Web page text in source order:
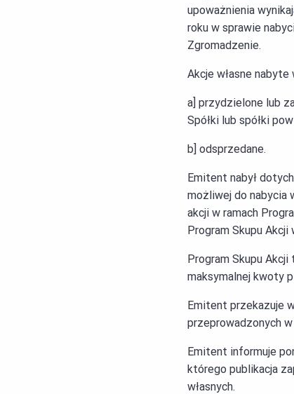
upoważnienia
roku w sprawie
Zgromadzenie.
Akcje własne nabyte
a] przydzielone lub
Spółki lub spółki
b] odsprzedane.
Emitent nabył
możliwej do nabycia
akcji w ramach
Program Skupu Akcji
Program Skupu
maksymalnej kwoty
Emitent przekazuje
przeprowadzonych
Emitent informuje
którego publikacja
własnych.